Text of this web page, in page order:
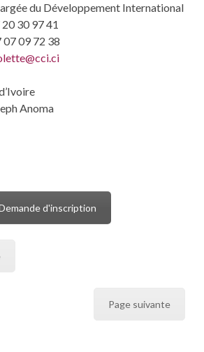
du Développement International
30 97 41
07 09 72 38
Anoma
d'inscription
Page suivante